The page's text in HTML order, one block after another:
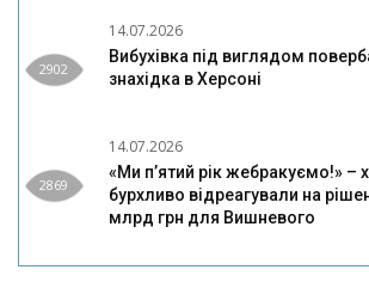
2902
14.07.2026
Вибухівка під виглядом
знахідка в Херсоні
2869
14.07.2026
«Ми п’ятий рік жебракуємо!» –
бурхливо відреагували на
млрд грн для Вишневого